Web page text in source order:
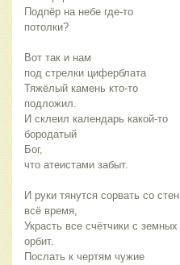
Подпёр на небе где-то
потолки?
Вот так и нам
под стрелки циферблата
Тяжёлый камень кто-то
подложил.
И склеил календарь какой-то
бородатый
Бог,
что атеистами забыт.
И руки тянутся сорвать со стен
всё время,
Украсть все счётчики с земных
орбит.
Послать к чертям чужие